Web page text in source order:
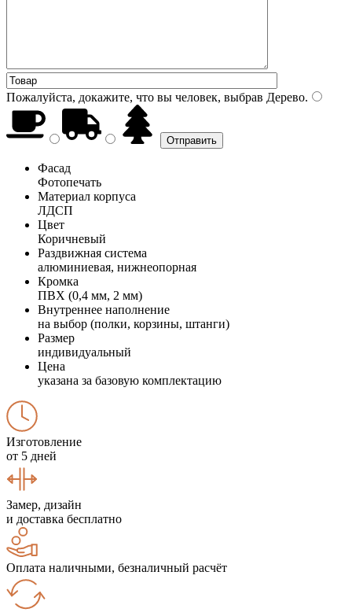
Пожалуйста, докажите, что вы человек, выбрав Дерево.
Фасад
Фотопечать
Материал корпуса
ЛДСП
Цвет
Коричневый
Раздвижная система
алюминиевая, нижнеопорная
Кромка
ПВХ (0,4 мм, 2 мм)
Внутреннее наполнение
на выбор (полки, корзины, штанги)
Размер
индивидуальный
Цена
указана за базовую комплектацию
Изготовление
от 5 дней
Замер, дизайн
и доставка бесплатно
Оплата наличными, безналичный расчёт